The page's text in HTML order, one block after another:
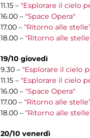
11.15 – "Esplorare il cielo
16.00 – "Space Opera"
17.00 – “Ritorno alle
18.00 – “Ritorno alle
19/10 giovedì
9.30 – "Esplorare il cielo
11.15 – "Esplorare il cielo
16.00 – "Space Opera"
17.00 – “Ritorno alle
18.00 – “Ritorno alle
20/10 venerdì